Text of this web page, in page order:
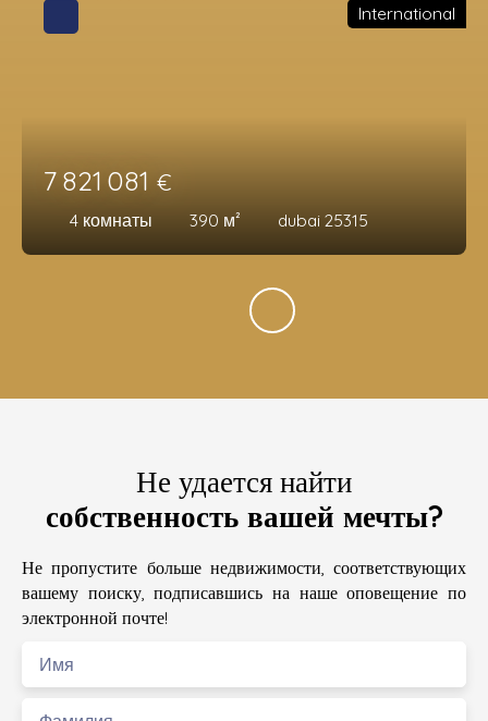
7 821 081 €
4 комнаты 390 м² dubai 25315
International
Не удается найти
собственность вашей мечты?
Не пропустите больше недвижимости, соответствующих
вашему поиску, подписавшись на наше оповещение по
электронной почте!
Имя